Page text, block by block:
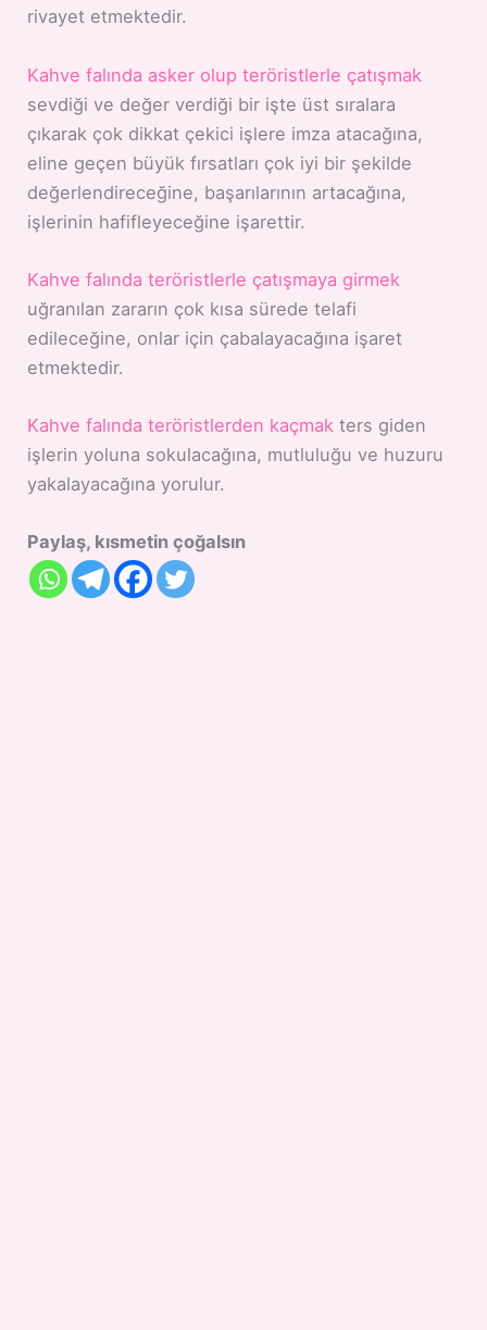
rivayet etmektedir.
Kahve falında asker olup teröristlerle çatışmak
sevdiği ve değer verdiği bir işte üst sıralara
çıkarak çok dikkat çekici işlere imza atacağına,
eline geçen büyük fırsatları çok iyi bir şekilde
değerlendireceğine, başarılarının artacağına,
işlerinin hafifleyeceğine işarettir.
Kahve falında teröristlerle çatışmaya girmek
uğranılan zararın çok kısa sürede telafi
edileceğine, onlar için çabalayacağına işaret
etmektedir.
Kahve falında teröristlerden kaçmak ters giden
işlerin yoluna sokulacağına, mutluluğu ve huzuru
yakalayacağına yorulur.
Paylaş, kısmetin çoğalsın